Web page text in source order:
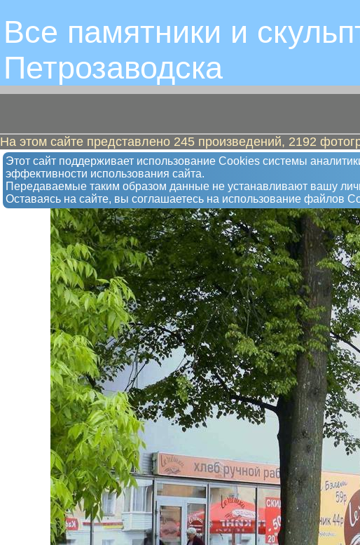
Все памятники и
Петрозаводскa
На этом сайте представлено 245 произведений, 2192
Этот сайт поддерживает использование Сookies системы
эффективности использования сайта.
Передаваемые таким образом данные не устанавливают вашу
Оставаясь на сайте, вы соглашаетесь на использование файлов
Карма Юрий Юханович
Памятник Анохин Пётр Фёдорович,
Открыт в 1967 году